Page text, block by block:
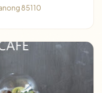
85110